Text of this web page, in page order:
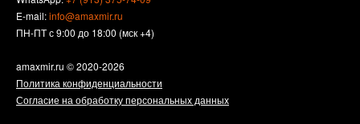
E-mail:info@amaxmir.ru
ПН-ПТ с 9:00 до 18:00 (мск +4)
amaxmir.ru © 2020-2026
Политика конфиденциальности
Согласие на обработку персональных данных